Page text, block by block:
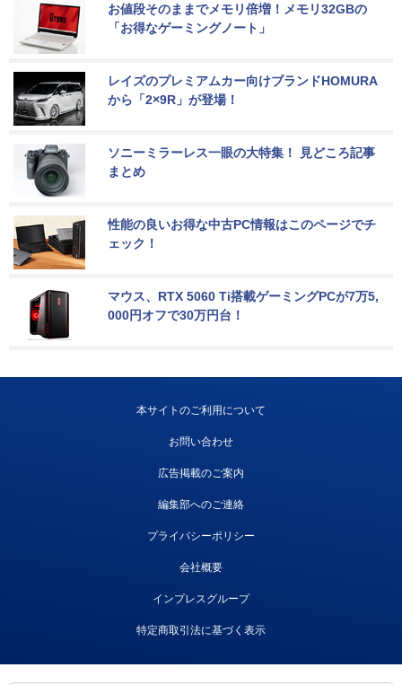
お値段そのままでメモリ倍増！メモリ32GBの
「お得なゲーミングノート」
レイズのプレミアムカー向けブランドHOMURA
から「2×9R」が登場！
ソニーミラーレス一眼の大特集！ 見どころ記事
まとめ
性能の良いお得な中古PC情報はこのページでチ
ェック！
マウス、RTX 5060 Ti搭載ゲーミングPCが7万5,
000円オフで30万円台！
本サイトのご利用について
お問い合わせ
広告掲載のご案内
編集部へのご連絡
プライバシーポリシー
会社概要
インプレスグループ
特定商取引法に基づく表示